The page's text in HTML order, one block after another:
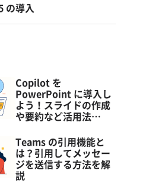
の導入
Copilot を
PowerPoint に導入し
よう！スライドの作成
や要約など活用法…
Teams の引用機能と
は？引用してメッセー
ジを送信する方法を解
説